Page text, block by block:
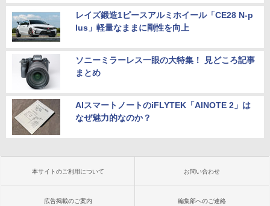
レイズ鍛造1ピースアルミホイール「CE28 N-p
lus」軽量なままに剛性を向上
ソニーミラーレス一眼の大特集！ 見どころ記事
まとめ
AIスマートノートのiFLYTEK「AINOTE 2」は
なぜ魅力的なのか？
本サイトのご利用について お問い合わせ
広告掲載のご案内 編集部へのご連絡